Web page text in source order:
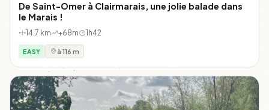
De Saint-Omer à Clairmarais, une jolie balade dans
le Marais !
14.7 km +68m 1h42
EASY à 116 m